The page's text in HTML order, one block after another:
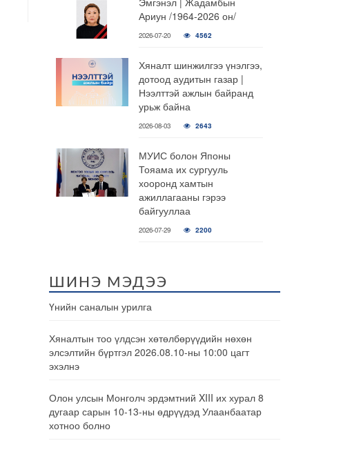
Ариун /1964-2026 он/
2026-07-20 4562
Хяналт шинжилгээ үнэлгээ,
дотоод аудитын газар |
Нээлттэй ажлын байранд
урьж байна
2026-08-03 2643
МУИС болон Японы
Тояама их сургууль
хооронд хамтын
ажиллагааны гэрээ
байгууллаа
2026-07-29 2200
ШИНЭ МЭДЭЭ
Үнийн саналын урилга
Хяналтын тоо үлдсэн хөтөлбөрүүдийн нөхөн
элсэлтийн бүртгэл 2026.08.10-ны 10:00 цагт
эхэлнэ
Олон улсын Монголч эрдэмтний XIII их хурал 8
дугаар сарын 10-13-ны өдрүүдэд Улаанбаатар
хотноо болно